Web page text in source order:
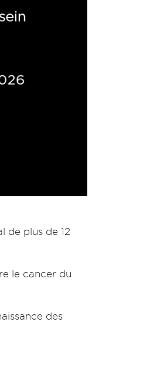
de plus de 12
le cancer du
des